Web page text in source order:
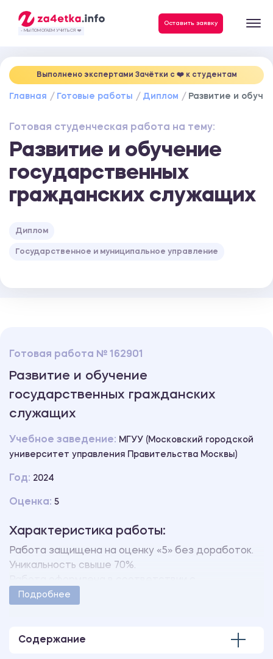
- МЫ ПОМОГАЕМ УЧИТЬСЯ ❤️
Оставить заявку
Выполнено экспертами Зачётки c ❤️ к студентам
Главная Готовые работы Диплом Развитие и
Готовая студенческая работа на тему:
Развитие и обучение
государственных
гражданских служащих
Диплом
Государственное и муниципальное управление
Готовая работа № 162901
Развитие и обучение
государственных гражданских
служащих
Учебное заведение: МГУУ (Московский городской
университет управления Правительства Москвы)
Год: 2024
Оценка: 5
Характеристика работы:
Работа защищена на оценку «5» без доработок.
Уникальность свыше 70%.
методическими указаниями учебного заведения.
ПРИЛОЖЕНИЕ А Положение о деятельности
Подробнее
Содержание